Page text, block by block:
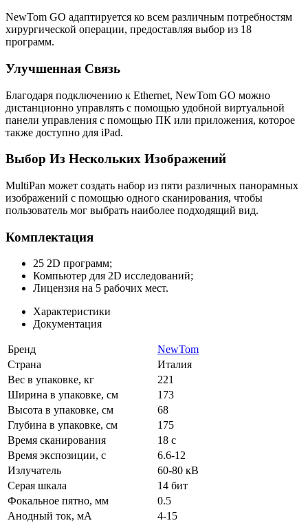
NewTom GO адаптируется ко всем различным потребностям
хирургической операции, предоставляя выбор из 18
программ.
Улучшенная Связь
Благодаря подключению к Ethernet, NewTom GO можно
дистанционно управлять с помощью удобной виртуальной
панели управления с помощью ПК или приложения, которое
также доступно для iPad.
Выбор Из Нескольких Изображений
MultiPan может создать набор из пяти различных панорамных
изображений с помощью одного сканирования, чтобы
пользователь мог выбрать наиболее подходящий вид.
Комплектация
25 2D программ;
Компьютер для 2D исследований;
Лицензия на 5 рабочих мест.
Характеристики
Документация
Бренд
NewTom
Страна
Италия
Вес в упаковке, кг
221
Ширина в упаковке, см
173
Высота в упаковке, см
68
Глубина в упаковке, см
175
Время сканирования
18 с
Время экспозиции, с
6.6-12
Излучатель
60-80 кВ
Серая шкала
14 бит
Фокальное пятно, мм
0.5
Анодный ток, мА
4-15